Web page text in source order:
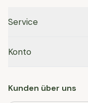
Service
Konto
Kunden über uns